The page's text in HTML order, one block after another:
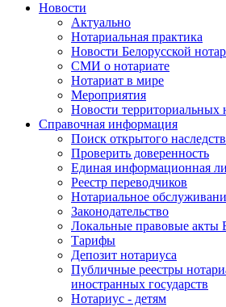
Новости
Актуально
Нотариальная практика
Новости Белорусской
СМИ о нотариате
Нотариат в мире
Мероприятия
Новости территориальных
Справочная информация
Поиск открытого
Проверить доверенность
Единая информационная
Реестр переводчиков
Нотариальное
Законодательство
Локальные правовые
Тарифы
Депозит нотариуса
Публичные реестры
иностранных государств
Нотариус - детям